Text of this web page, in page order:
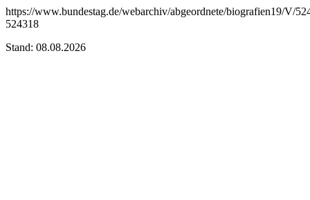
https://www.bundestag.de/webarchiv/abgeordnete/biografien19/V/
524318
Stand: 08.08.2026